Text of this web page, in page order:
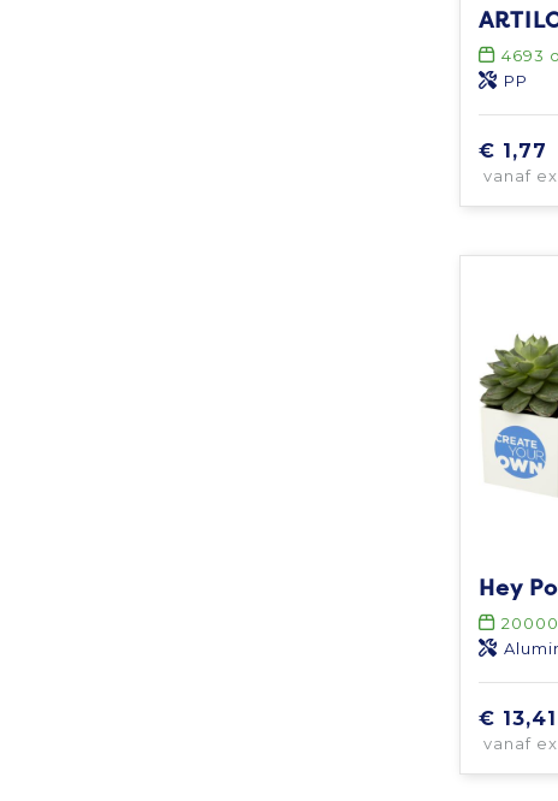
4693
PP
€ 1,77
vanaf
20000
€ 13,41
vanaf